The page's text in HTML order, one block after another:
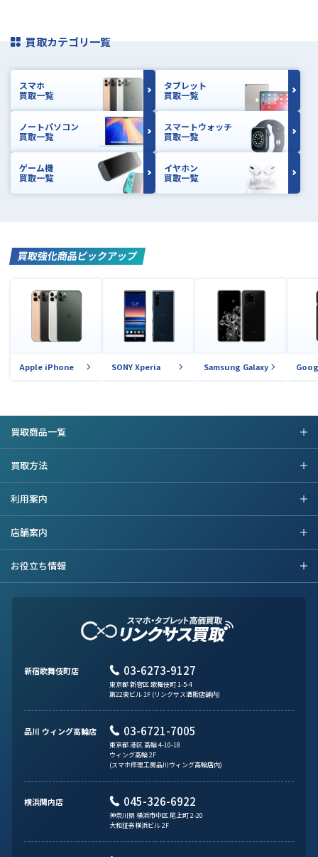
買取カテゴリ一覧
スマホ
買取一覧
タブレット
買取一覧
ノートパソコン
買取一覧
スマートウォッチ
買取一覧
ゲーム機
買取一覧
イヤホン
買取一覧
買取強化商品ピックアップ
Apple iPhone SONY Xperia Samsung Galaxy
買取商品一覧
買取方法
利用案内
店舗案内
お役立ち情報
新宿歌舞伎町店 03-6273-9127
東京都 新宿区 歌舞伎町 1-5-4
第22東ビル 1F (リンクサス酒販店舗内)
品川 ウィング高輪店 03-6721-7005
東京都 港区 高輪 4-10-18
ウィング高輪 2F
(スマホ修理工房品川ウィング高輪店内)
横浜関内店 045-326-6922
神奈川県 横浜市中区 尾上町 2-20
大和証券横浜ビル 2F